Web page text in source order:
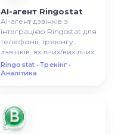
AI-агент Ringostat
AI-агент дзвінків з
інтеграцією Ringostat для
телефонії, трекінгу
дзвінків, вхідних/вихідних
викликів, аналітики
дзвінків.
Ringostat · Трекінг ·
Аналітика